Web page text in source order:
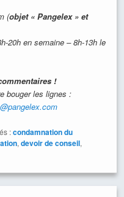
(objet « Pangelex » et
20h en semaine – 8h-13h le
!
bouger les lignes :
:condamnation du
, devoir de conseil,